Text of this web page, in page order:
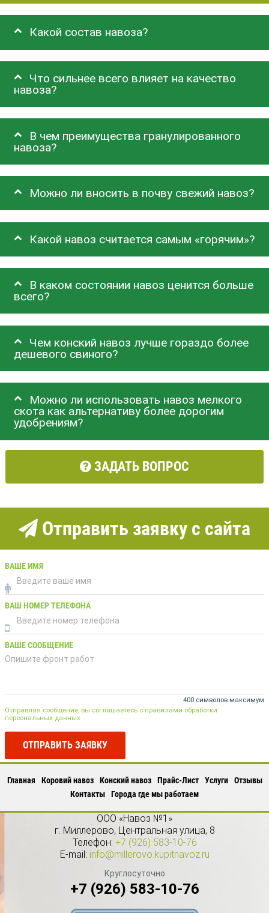
Какой состав навоза?
Что сильнее всего влияет на качество
навоза?
В чем преимущества гранулированного
навоза?
Можно ли вносить в почву свежий навоз?
Какой навоз считается самым «горячим»?
В каком состоянии навоз ценится больше
всего?
Чем конский навоз лучше гораздо более
дешевого свиного?
Можно ли использовать навоз мелкого
скота как альтернативу более дорогим
удобрениям?
ЗАДАТЬ ВОПРОС
Отправить заявку с сайта
ВАШЕ ИМЯ
ВАШ НОМЕР ТЕЛЕФОНА
ВАШЕ СООБЩЕНИЕ
400 символов максимум
Отправляя сообщение, вы соглашаетесь с правилами обработки
персональных данных
ОТПРАВИТЬ ЗАЯВКУ
Главная Коровий навоз Конский навоз Прайс-Лист Услуги
Отзывы
Контакты
Города где мы работаем
ООО «Навоз №1»
г. Миллерово, Центральная улица, 8
Телефон: +7 (926) 583-10-76
E-mail: info@millerovo.kupitnavoz.ru
Круглосуточно
+7 (926) 583-10-76